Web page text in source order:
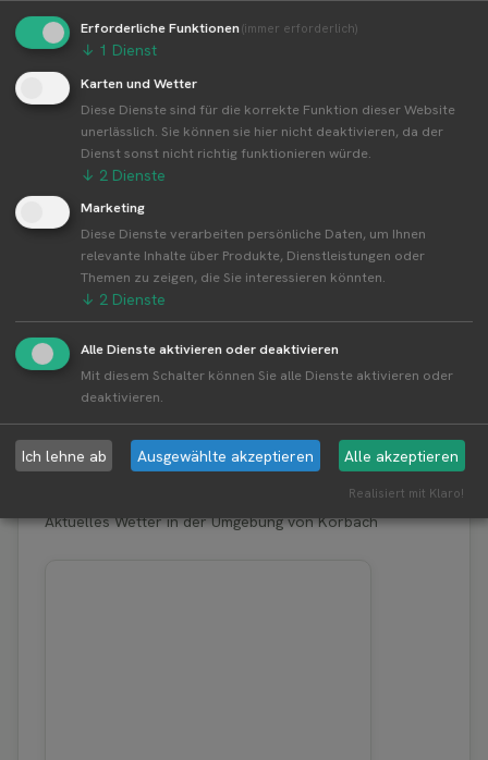
Weitere Standorte von Klemme
Obstplantagen
Alle Standorte von Klemme Obstplantagen↗
Kompakte Übersicht aller Standorte inkl.
Firmensitz von Klemme Obstplantagen in einer
Karte und als Liste amzeigen.
Aktuelles Wetter in der Umgebung von Korbach
Erforderliche Funktionen(immer erforderlich)
↓ 1 Dienst
Karten und Wetter
Diese Dienste sind für die korrekte Funktion dieser Website
unerlässlich. Sie können sie hier nicht deaktivieren, da der
Dienst sonst nicht richtig funktionieren würde.
↓ 2 Dienste
Marketing
Diese Dienste verarbeiten persönliche Daten, um Ihnen
relevante Inhalte über Produkte, Dienstleistungen oder
Themen zu zeigen, die Sie interessieren könnten.
↓ 2 Dienste
Alle Dienste aktivieren oder deaktivieren
Mit diesem Schalter können Sie alle Dienste aktivieren oder
deaktivieren.
Ich lehne ab Ausgewählte akzeptieren Alle akzeptieren
Realisiert mit Klaro!